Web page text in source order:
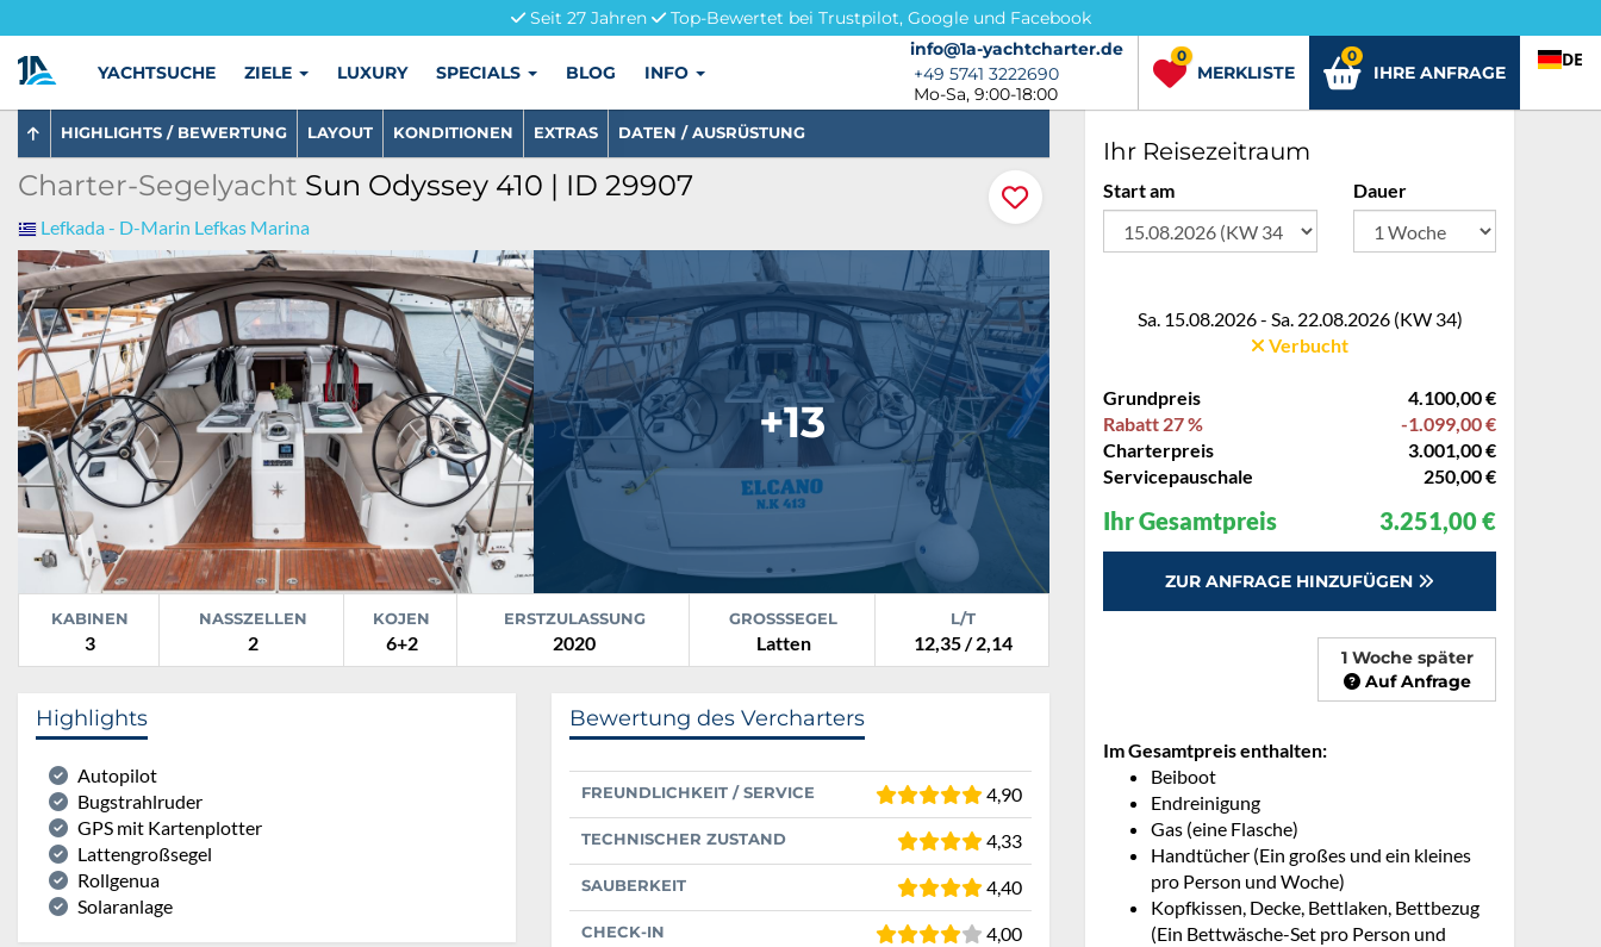
Seit 27 Jahren
Top-Bewertet bei Trustpilot, Google und Facebook
info@1a-yachtcharter.de
info@1a-yachtcharter.de
+49 5741 3222690
+49 5741 3222690
Mo-Sa, 9:00-18:00
MERKLISTE
0
IHRE ANFRAGE
0 DE
YACHTSUCHE ZIELE LUXURY SPECIALS BLOG INFO
HIGHLIGHTS / BEWERTUNG LAYOUT KONDITIONEN EXTRAS DATEN / AUSRÜSTUNG
Charter-Segelyacht Sun Odyssey 410 | ID 29907
Lefkada - D-Marin Lefkas Marina
+13
KABINEN
3
NASSZELLEN
2
KOJEN
6+2
ERSTZULASSUNG
2020
GROSSSEGEL
Latten
L/T
12,35 / 2,14
Highlights
Autopilot
Bugstrahlruder
GPS mit Kartenplotter
Lattengroßsegel
Rollgenua
Solaranlage
Bewertung des Vercharters
FREUNDLICHKEIT / SERVICE 4,90
TECHNISCHER ZUSTAND 4,33
SAUBERKEIT 4,40
CHECK-IN 4,00
Ihr Reisezeitraum
Start am Dauer
Sa. 15.08.2026 - Sa. 22.08.2026 (KW 34)
Verbucht
Grundpreis
4.100,00 €
Rabatt 27 %
-1.099,00 €
Charterpreis
3.001,00 €
Servicepauschale
250,00 €
Ihr Gesamtpreis 3.251,00 €
ZUR ANFRAGE HINZUFÜGEN
1 Woche später
Auf Anfrage
Im Gesamtpreis enthalten:
Beiboot
Endreinigung
Gas (eine Flasche)
Handtücher (Ein großes und ein kleines
pro Person und Woche)
Kopfkissen, Decke, Bettlaken, Bettbezug
(Ein Bettwäsche-Set pro Person und